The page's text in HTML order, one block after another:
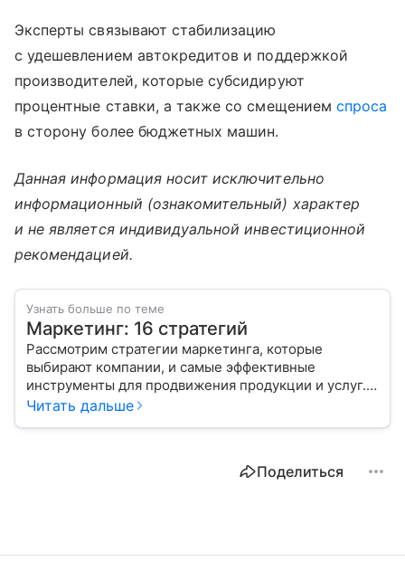
Эксперты связывают стабилизацию
с удешевлением автокредитов и поддержкой
производителей, которые субсидируют
процентные ставки, а также со смещением спроса
в сторону более бюджетных машин.
Данная информация носит исключительно
информационный (ознакомительный) характер
и не является индивидуальной инвестиционной
рекомендацией.
Узнать больше по теме
Маркетинг: 16 стратегий
Рассмотрим стратегии маркетинга, которые
выбирают компании, и самые эффективные
инструменты для продвижения продукции и услуг.
Читать дальше
Поделиться